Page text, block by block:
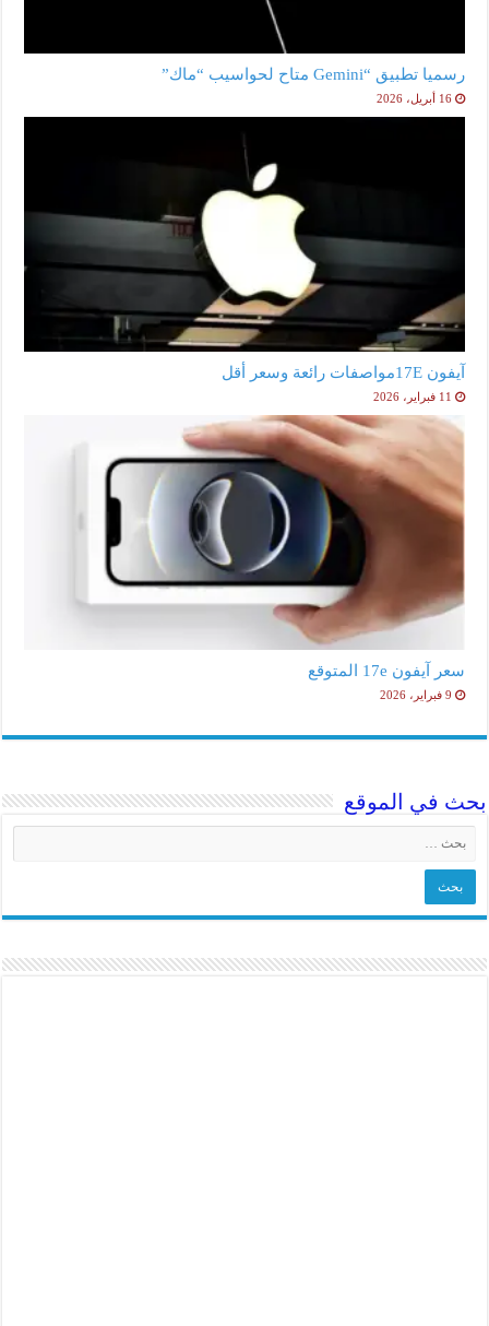
رسميا تطبيق “Gemini متاح لحواسيب “ماك”
16 أبريل، 2026
آيفون 17Eمواصفات رائعة وسعر أقل
11 فبراير، 2026
سعر آيفون 17e المتوقع
9 فبراير، 2026
بحث في الموقع